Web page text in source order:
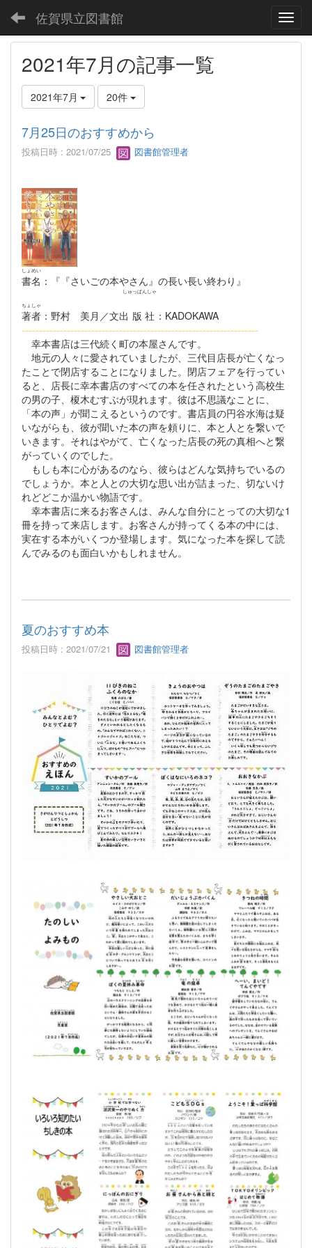
佐賀県立図書館
2021年7月の記事一覧
2021年7月 20件
7月25日のおすすめから
投稿日時 : 2021/07/25 図書館管理者
書名
しょめい
：『『さいごの本やさん』の長い長い終わり』
著者
ちょしゃ
：野村 美月／文出版社
しゅっぱんしゃ
：KADOKAWA
--------------------------------------------------------------------
幸本書店は三代続く町の本屋さんです。
地元の人々に愛されていましたが、三代目店長が亡くなっ
たことで閉店することになりました。閉店フェアを行ってい
ると、店長に幸本書店のすべての本を任されたという高校生
の男の子、榎木むすぶが現れます。彼は不思議なことに、
「本の声」が聞こえるというのです。書店員の円谷水海は疑
いながらも、彼が聞いた本の声を頼りに、本と人とを繋いで
いきます。それはやがて、亡くなった店長の死の真相へと繋
がっていくのでした。
もしも本に心があるのなら、彼らはどんな気持ちでいるの
でしょうか。本と人との大切な思い出が詰まった、切ないけ
れどどこか温かい物語です。
幸本書店に来るお客さんは、みんな自分にとっての大切な1
冊を持って来店します。お客さんが持ってくる本の中には、
実在する本がいくつか登場します。気になった本を探して読
んでみるのも面白いかもしれません。
夏のおすすめ本
投稿日時 : 2021/07/21 図書館管理者